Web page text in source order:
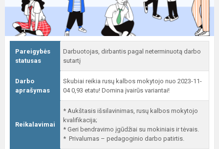
Pareigybės
statusas
Darbuotojas, dirbantis pagal neterminuotą darbo
sutartį
Darbo
aprašymas
Skubiai reikia rusų kalbos mokytojo nuo 2023-11-
04 0,93 etatu! Domina įvairūs variantai!
Reikalavimai
* Aukštasis išsilavinimas, rusų kalbos mokytojo
kvalifikacija;
* Geri bendravimo įgūdžiai su mokiniais ir tėvais.
* Privalumas – pedagoginio darbo patirtis.